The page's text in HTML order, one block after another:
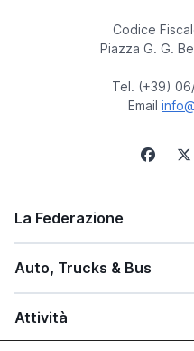
Codice
Piazza G. G.
Tel. (+39)
Email
La Federazione
Auto, Trucks & Bus
Attività